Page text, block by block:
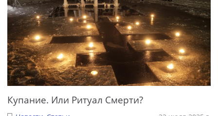
Купание. Или Ритуал Смерти?